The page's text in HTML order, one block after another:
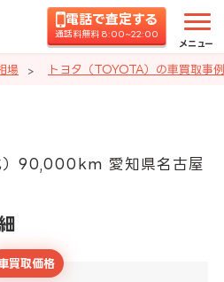
電話で査定する
通話料無料 8:00~22:00
メニュー
場 トヨタ（TOYOTA）の車買取事
）90,000km 愛知県名古屋
買取価格